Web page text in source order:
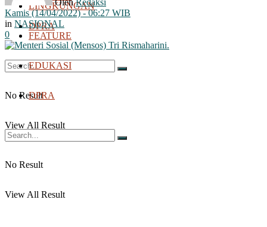
DPRA
No Result
View All Result
LINGKUNGAN
FEATURE
EDUKASI
DPRA
No Result
View All Result
Kamis (14/04/2022) - 06:27 WIB
in NASIONAL
0